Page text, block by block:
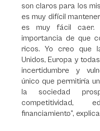
son claros para los
es muy difícil
es muy fácil caer.
importancia de que
ricos. Yo creo que
Unidos, Europa y
incertidumbre y
único que permitiría
la sociedad
competitividad,
financiamiento”,